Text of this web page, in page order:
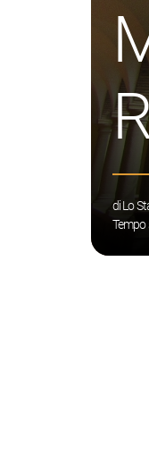
diLo
Tempo